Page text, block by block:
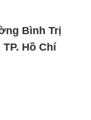
Bình Trị
Hồ Chí